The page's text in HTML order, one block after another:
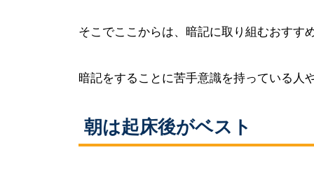
そこでここからは、暗記に取り組むおすす
暗記をすることに苦手意識を持っている人
朝は起床後がベスト